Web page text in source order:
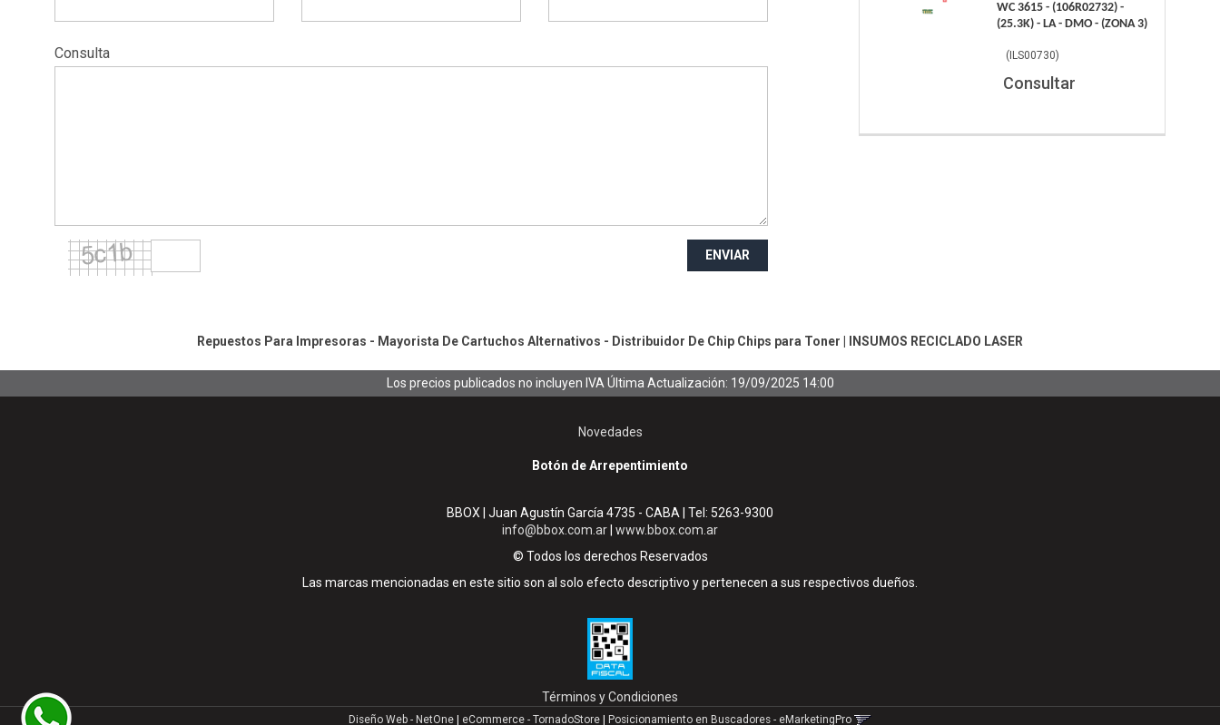
Consulta
ENVIAR
WC 3615 - (106R02732) -
(25.3K) - LA - DMO - (ZONA 3)
( ILS00730)
Consultar
Repuestos Para Impresoras - Mayorista De Cartuchos Alternativos - Distribuidor De Chip Chips para Toner INSUMOS RECICLADO LASER
Los precios publicados no incluyen IVA Última Actualización: 19/09/2025 14:00
Novedades
Botón de Arrepentimiento
BBOX | Juan Agustín García 4735 - CABA | Tel: 5263-9300
info@bbox.com.ar www.bbox.com.ar
© Todos los derechos Reservados
Las marcas mencionadas en este sitio son al solo efecto descriptivo y pertenecen a sus respectivos dueños.
Términos y Condiciones
Diseño Web - NetOne eCommerce - TornadoStore Posicionamiento en Buscadores - eMarketingPro